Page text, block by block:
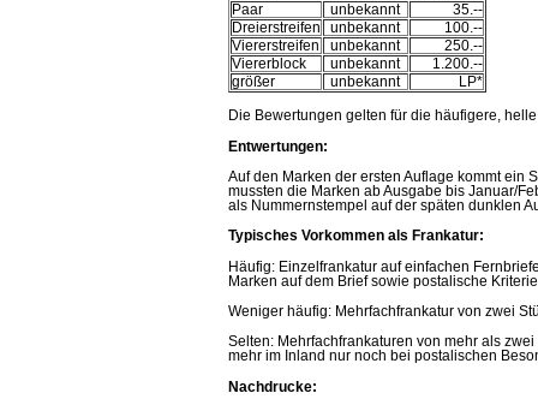
Paar
unbekannt
35.--
Dreierstreifen
unbekannt
100.--
Viererstreifen
unbekannt
250.--
Viererblock
unbekannt
1.200.--
größer
unbekannt LP*
Die Bewertungen gelten für die häufigere,
Entwertungen:
Auf den Marken der ersten Auflage kommt ein
mussten die Marken ab Ausgabe bis Januar/
als Nummernstempel auf der späten dunklen
Typisches Vorkommen als Frankatur:
Häufig: Einzelfrankatur auf einfachen
Marken auf dem Brief sowie postalische
Weniger häufig: Mehrfachfrankatur von zwei
Selten: Mehrfachfrankaturen von mehr als
mehr im Inland nur noch bei postalischen
Nachdrucke: